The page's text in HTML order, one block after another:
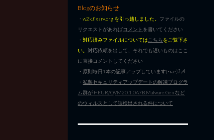
Blogのお知らせ
・ w2k.flxsrv.org を引っ越しました。 ファイルの
リクエストがあればコメント を書いてください
・ 対応済みファイルについては こちらをご覧下さ
い。 対応依頼を出して、それでも遅いものはここ
に直接コメントしてください
・原則毎日1本の記事アップしています|･ω･)ﾁﾗﾘ
・ 私製セキュリティアップデートの解凍プログラ
ム群が HEUR/QVM20.1.0A7B.Malware.Gen など
のウィルスとして誤検出される件について